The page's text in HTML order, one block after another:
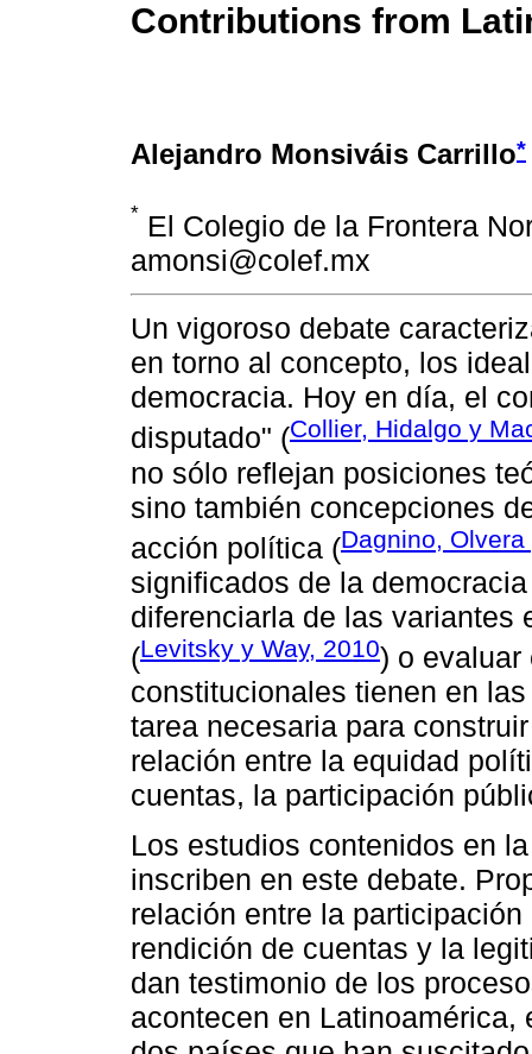
Contributions from
Alejandro Monsiváis Carrillo*
* El Colegio de la Frontera
amonsi@colef.mx
Un vigoroso debate
en torno al concepto, los
democracia. Hoy en día, el
disputado" (Collier, Hidalgo y
no sólo reflejan posiciones
sino también concepciones
acción política (Dagnino,
significados de la
diferenciarla de las variantes
(Levitsky y Way, 2010) o evaluar
constitucionales tienen en
tarea necesaria para
relación entre la equidad
cuentas, la participación
Los estudios contenidos en
inscriben en este debate.
relación entre la
rendición de cuentas y la
dan testimonio de los
acontecen en